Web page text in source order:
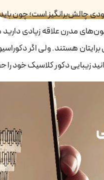
است‌؛ چون باید
مدرن علاقه زیادی
هستند. ولی اگر
زیبایی دکور کلاسیک خود را